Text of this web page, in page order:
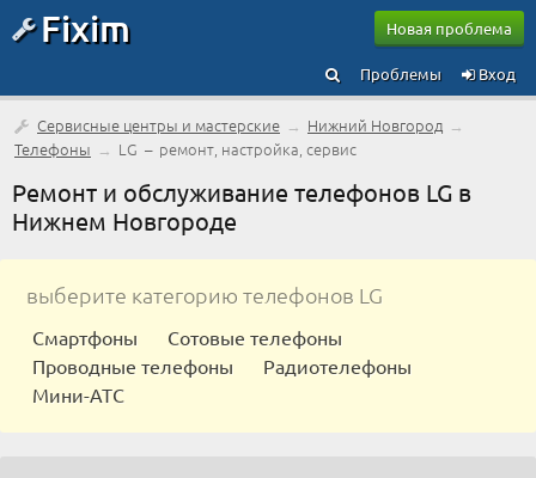
Fixim Новая проблема
Вход
Проблемы
Сервисные центры и мастерские → Нижний Новгород →
Телефоны → LG – ремонт, настройка, сервис
Ремонт и обслуживание телефонов LG в
Нижнем Новгороде
выберите категорию телефонов LG
Смартфоны
Сотовые телефоны
Проводные телефоны
Радиотелефоны
Мини-АТС